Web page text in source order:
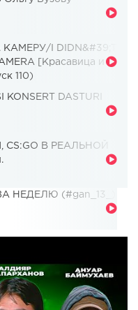
I DIDN&#39;T
[Красавица и
110)
KONSERT DASTURI
В РЕАЛЬНОЙ
НЕДЕЛЮ (#gan_13_)